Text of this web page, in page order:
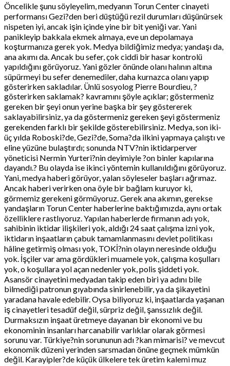
Öncelikle şunu söyleyelim, medyanın Torun Center cinayeti
performansı Gezi?den beri düştüğü rezil durumları düşünürsek
nispeten iyi, ancak işin içinde yine bir bit yeniği var. Yani
panikleyip bakkala ekmek almaya, eve un depolamaya
koşturmanıza gerek yok. Medya bildiğimiz medya; yandaşı da,
ana akımı da. Ancak bu sefer, çok ciddi bir hasar kontrolü
yapıldığını görüyoruz. Yani gözler önünde olanı halının altına
süpürmeyi bu sefer denemediler, daha kurnazca olanı yapıp
gösterirken sakladılar. Ünlü sosyolog Pierre Bourdieu, ?
gösterirken saklamak? kavramını şöyle açıklar; göstermeniz
gereken bir şeyi onun yerine başka bir şey göstererek
saklayabilirsiniz, ya da göstermeniz gereken şeyi göstermeniz
gerekenden farklı bir şekilde gösterebilirsiniz. Medya, son iki-
üç yılda Roboski?de, Gezi?de, Soma?da ilkini yapmaya çalıştı ve
eline yüzüne bulaştırdı; sonunda NTV?nin iktidarperver
yöneticisi Nermin Yurteri?nin deyimiyle ?on binler kapılarına
dayandı.? Bu olayda ise ikinci yöntemin kullanıldığını görüyoruz.
Yani, medya haberi görüyor, yalan söyleseler başları ağrımaz.
Ancak haberi verirken ona öyle bir bağlam kuruyor ki,
görmemiz gerekeni görmüyoruz. Gerek ana akımın, gerekse
yandaşların Torun Center haberlerine baktığımızda, aynı ortak
özelliklere rastlıyoruz. Yapılan haberlerde firmanın adı yok,
sahibinin iktidar ilişkileri yok, aldığı 24 saat çalışma izni yok,
iktidarın inşaatların çabuk tamamlanmasını devlet politikası
hâline getirmiş olması yok, TOKİ?nin olayın neresinde olduğu
yok. İşçiler var ama gördükleri muamele yok, çalışma koşulları
yok, o koşullara yol açan nedenler yok, polis şiddeti yok.
Asansör cinayetini medyadan takip eden biri ya adını bile
bilmediği patronun gıyabında sinirlenebilir, ya da şikayetini
yaradana havale edebilir. Oysa biliyoruz ki, inşaatlarda yaşanan
iş cinayetleri tesadüf değil, sürpriz değil, şanssızlık değil.
Durmaksızın inşaat üretmeye dayanan bir ekonomi ve bu
ekonominin insanları harcanabilir varlıklar olarak görmesi
sorunu var. Türkiye?nin sorununun adı ?kan mimarisi? ve mevcut
ekonomik düzeni yerinden sarsmadan önüne geçmek mümkün
değil. Karayipler?de küçük ülkelere tek üretim kalemi muz